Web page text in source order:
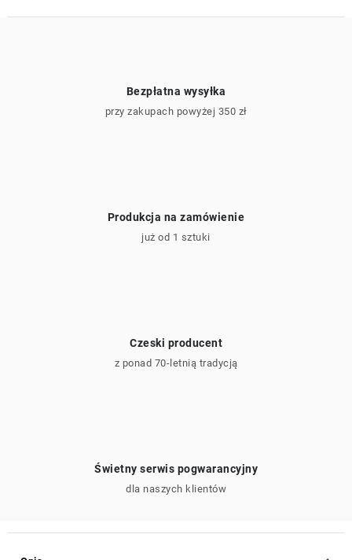
Bezpłatna wysyłka
przy zakupach powyżej 350 zł
Produkcja na zamówienie
już od 1 sztuki
Czeski producent
z ponad 70-letnią tradycją
Świetny serwis pogwarancyjny
dla naszych klientów